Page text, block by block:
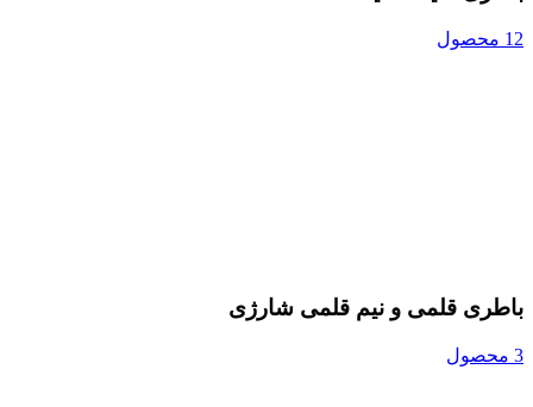
12 محصول
باطری قلمی و نیم قلمی شارژی
3 محصول